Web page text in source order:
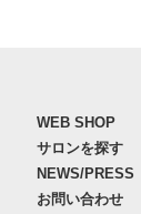
WEB SHOP
サロンを探す
NEWS/PRESS
お問い合わせ